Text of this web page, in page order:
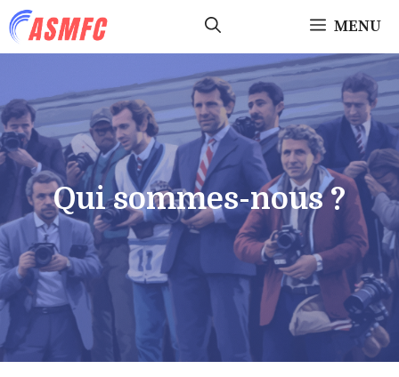
Aller
au
MENU
Qui sommes-nous ?